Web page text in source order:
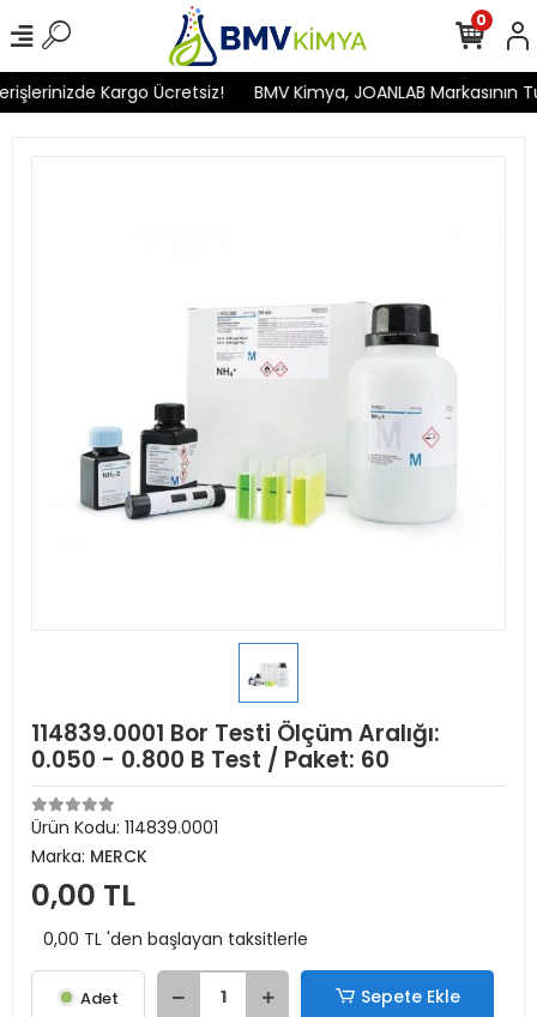
Kargo Ücretsiz! BMV Kimya, JOANLAB
0
114839.0001 Bor Testi Ölçüm Aralığı:
0.050 - 0.800 B Test / Paket: 60
Ürün Kodu: 114839.0001
Marka: MERCK
0,00 TL
0,00 TL 'den başlayan taksitlerle
Adet Sepete Ekle